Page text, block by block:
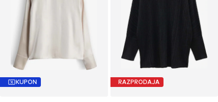
KUPON RAZPRODAJA